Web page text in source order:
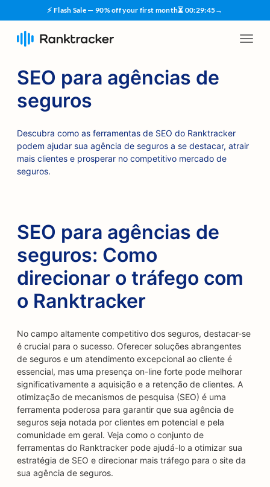
⚡ Flash Sale — 90% off your first month⏳ 00:29:44→
SEO para agências de
seguros
Descubra como as ferramentas de SEO do Ranktracker
podem ajudar sua agência de seguros a se destacar, atrair
mais clientes e prosperar no competitivo mercado de
seguros.
SEO para agências de
seguros: Como
direcionar o tráfego com
o Ranktracker
No campo altamente competitivo dos seguros, destacar-se
é crucial para o sucesso. Oferecer soluções abrangentes
de seguros e um atendimento excepcional ao cliente é
essencial, mas uma presença on-line forte pode melhorar
significativamente a aquisição e a retenção de clientes. A
otimização de mecanismos de pesquisa (SEO) é uma
ferramenta poderosa para garantir que sua agência de
seguros seja notada por clientes em potencial e pela
comunidade em geral. Veja como o conjunto de
ferramentas do Ranktracker pode ajudá-lo a otimizar sua
estratégia de SEO e direcionar mais tráfego para o site da
sua agência de seguros.